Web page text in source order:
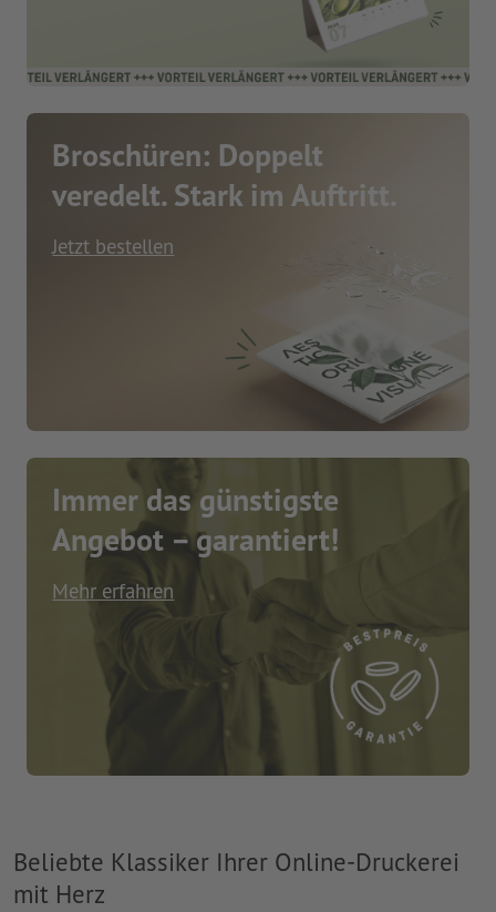
Broschüren: Doppelt
veredelt. Stark im Auftritt.
Jetzt bestellen
Immer das günstigste
Angebot – garantiert!
Mehr erfahren
Beliebte Klassiker Ihrer Online-Druckerei
mit Herz